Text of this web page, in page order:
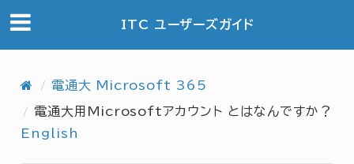
ITC ユーザーズガイド
電通大 Microsoft 365
電通大用Microsoftアカウント とはなんですか？
English